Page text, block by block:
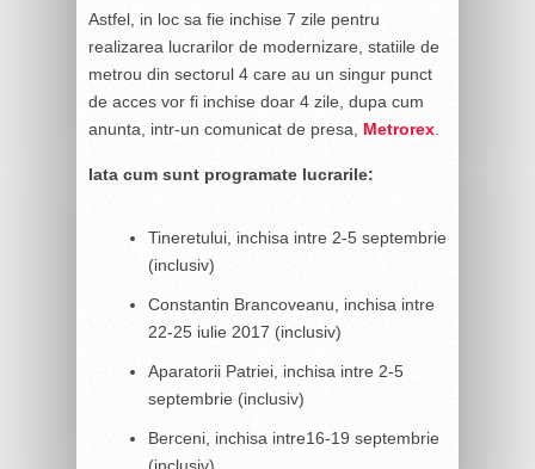
Astfel, in loc sa fie inchise 7 zile pentru
realizarea lucrarilor de modernizare, statiile de
metrou din sectorul 4 care au un singur punct
de acces vor fi inchise doar 4 zile, dupa cum
anunta, intr-un comunicat de presa, Metrorex
Iata cum sunt programate lucrarile:
Tineretului, inchisa intre 2-5 septembrie
(inclusiv)
Constantin Brancoveanu, inchisa intre
22-25 iulie 2017 (inclusiv)
Aparatorii Patriei, inchisa intre 2-5
septembrie (inclusiv)
Berceni, inchisa intre16-19 septembrie
(inclusiv).